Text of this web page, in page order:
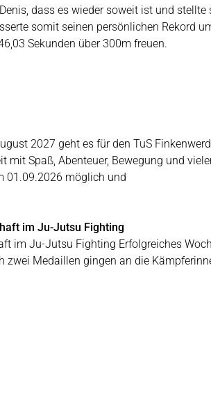
dass es wieder soweit ist und
somit seinen persönlichen Rekord
Sekunden über 300m freuen.
2027 geht es für den TuS
mit Spaß, Abenteuer, Bewegung und
01.09.2026 möglich und
im Ju-Jutsu Fighting
im Ju-Jutsu Fighting Erfolgreiches
Medaillen gingen an die